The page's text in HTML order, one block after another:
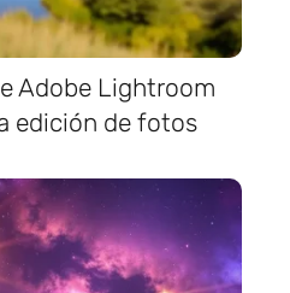
Adobe Lightroom
edición de fotos